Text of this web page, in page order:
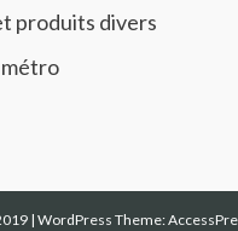
produits divers
métro
|WordPress Theme: